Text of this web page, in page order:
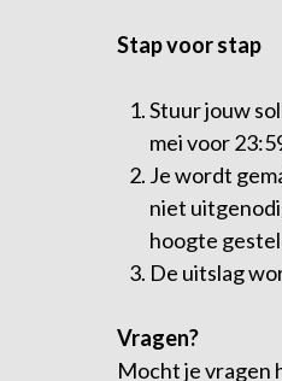
Stap voor stap
Stuur jouw
mei voor
Je wordt
niet
hoogte
De uitslag
Vragen?
Mocht je vragen